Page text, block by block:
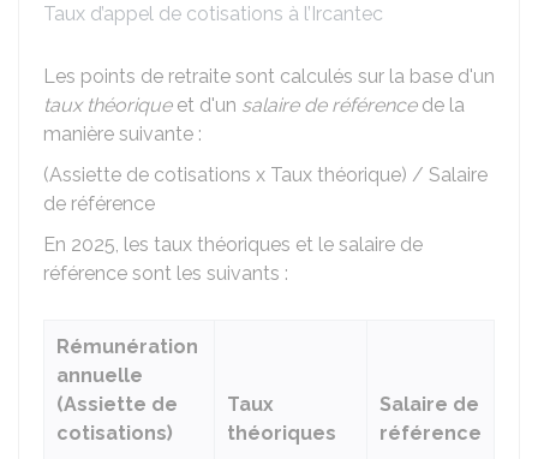
Taux d’appel de cotisations à l’Ircantec
Les points de retraite sont calculés sur la base d'un
taux théoriqueet d'un salaire de référencede la
manière suivante :
(Assiette de cotisations x Taux théorique) / Salaire
de référence
En 2025, les taux théoriques et le salaire de
référence sont les suivants :
Rémunération
annuelle
(Assiette de
cotisations)
Taux
théoriques
Salaire de
référence